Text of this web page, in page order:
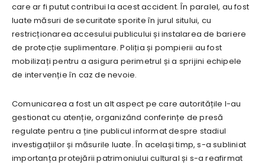
care ar fi putut contribui la acest accident. În paralel, au fost
luate măsuri de securitate sporite în jurul sitului, cu
restricționarea accesului publicului și instalarea de bariere
de protecție suplimentare. Poliția și pompierii au fost
mobilizați pentru a asigura perimetrul și a sprijini echipele
de intervenție în caz de nevoie.
Comunicarea a fost un alt aspect pe care autoritățile l-au
gestionat cu atenție, organizând conferințe de presă
regulate pentru a ține publicul informat despre stadiul
investigațiilor și măsurile luate. În același timp, s-a subliniat
importanța protejării patrimoniului cultural și s-a reafirmat